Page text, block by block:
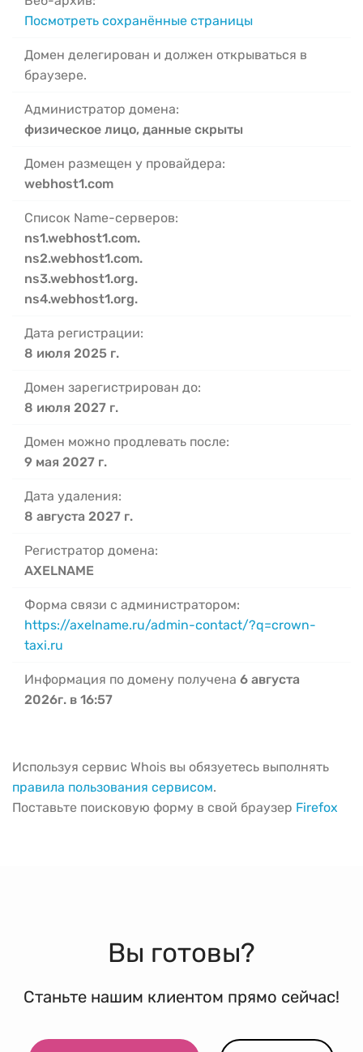
Посмотреть сохранённые страницы
Домен делегирован и должен открываться в
браузере.
Администратор домена:
физическое лицо, данные скрыты
Домен размещен у провайдера:
webhost1.com
Список Name-серверов:
ns1.webhost1.com.
ns2.webhost1.com.
ns3.webhost1.org.
ns4.webhost1.org.
Дата регистрации:
8 июля 2025 г.
Домен зарегистрирован до:
8 июля 2027 г.
Домен можно продлевать после:
9 мая 2027 г.
Дата удаления:
8 августа 2027 г.
Регистратор домена:
AXELNAME
Форма связи с администратором:
https://axelname.ru/admin-contact/?q=crown-
taxi.ru
Информация по домену получена 6 августа
2026г. в 16:57
Используя сервис Whois вы обязуетесь выполнять
правила пользования сервисом.
Поставьте поисковую форму в свой браузер Firefox
Вы готовы?
Станьте нашим клиентом прямо сейчас!